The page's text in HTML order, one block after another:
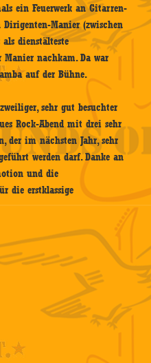
ein Feuerwerk an Gitarren-
Manier (zwischen
dienstälteste
nachkam. Da war
auf der Bühne.
sehr gut besuchter
Rock-Abend mit drei sehr
der im nächsten Jahr, sehr
werden darf. Danke an
und die
die erstklassige